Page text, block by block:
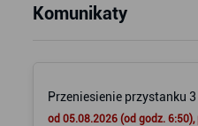
Komunikaty
Przeniesienie przystanku
od 05.08.2026 (od godz. 6:50),